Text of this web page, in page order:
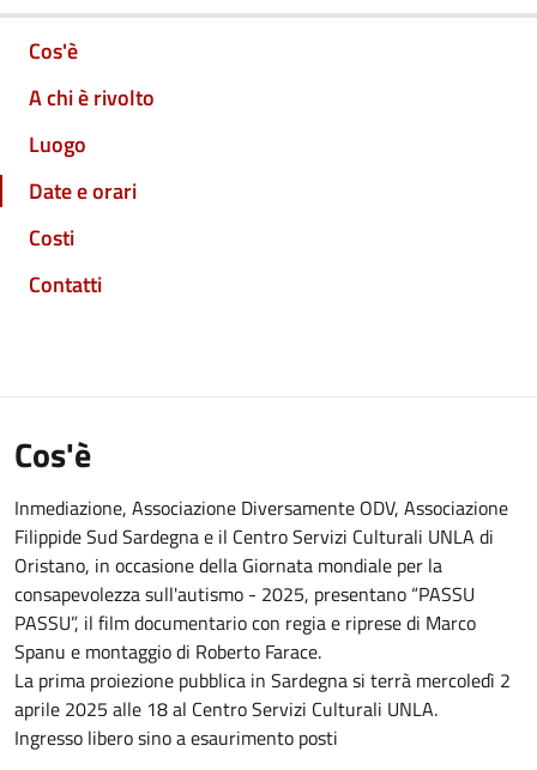
Cos'è
A chi è rivolto
Luogo
Date e orari
Costi
Contatti
Cos'è
Inmediazione, Associazione Diversamente ODV, Associazione
Filippide Sud Sardegna e il Centro Servizi Culturali UNLA di
Oristano, in occasione della Giornata mondiale per la
consapevolezza sull'autismo - 2025, presentano “PASSU
PASSU”, il film documentario con regia e riprese di Marco
Spanu e montaggio di Roberto Farace.
La prima proiezione pubblica in Sardegna si terrà mercoledì 2
aprile 2025 alle 18 al Centro Servizi Culturali UNLA.
Ingresso libero sino a esaurimento posti